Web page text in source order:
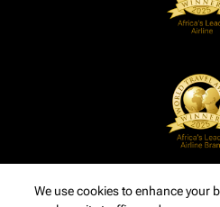
We use cookies to enhance your